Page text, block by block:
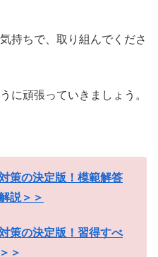
持ちで、取り組んでくださ
に頑張っていきましょう。
策の決定版！模範解答
説＞＞
策の決定版！習得すべ
＞